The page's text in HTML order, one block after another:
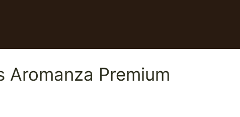
Aromanza Premium